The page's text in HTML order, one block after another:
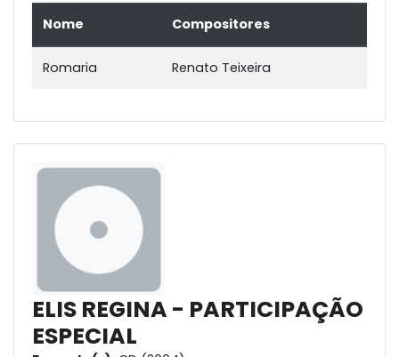
Nome Compositores
Romaria Renato Teixeira
ELIS REGINA - PARTICIPAÇÃO
ESPECIAL